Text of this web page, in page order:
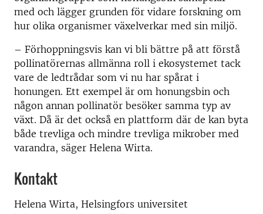
med och lägger grunden för vidare forskning om
hur olika organismer växelverkar med sin miljö.
– Förhoppningsvis kan vi bli bättre på att förstå
pollinatörernas allmänna roll i ekosystemet tack
vare de ledtrådar som vi nu har spårat i
honungen. Ett exempel är om honungsbin och
någon annan pollinatör besöker samma typ av
växt. Då är det också en plattform där de kan byta
både trevliga och mindre trevliga mikrober med
varandra, säger Helena Wirta.
Kontakt
Helena Wirta, Helsingfors universitet